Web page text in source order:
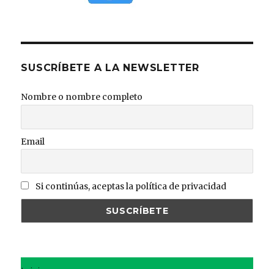
SUSCRÍBETE A LA NEWSLETTER
Nombre o nombre completo
Email
Si continúas, aceptas la política de privacidad